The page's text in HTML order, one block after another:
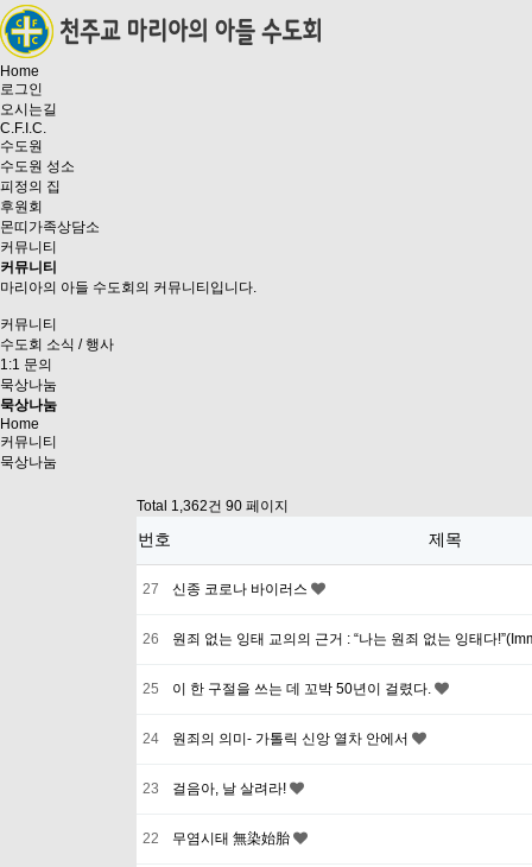
Home
로그인
오시는길
C.F.I.C.
수도원
수도원 성소
피정의 집
후원회
몬띠가족상담소
커뮤니티
커뮤니티
마리아의 아들 수도회의 커뮤니티입니다.
커뮤니티
수도회 소식 / 행사
1:1 문의
묵상나눔
묵상나눔
Home
커뮤니티
묵상나눔
Total 1,362건 90 페이지
번호 제목
27 신종 코로나 바이러스
26 원죄 없는 잉태 교의의 근거 : “나는 원죄 없는 잉태다
25 이 한 구절을 쓰는 데 꼬박 50년이 걸렸다.
24 원죄의 의미- 가톨릭 신앙 열차 안에서
23 걸음아, 날 살려라!
22 무염시태 無染始胎